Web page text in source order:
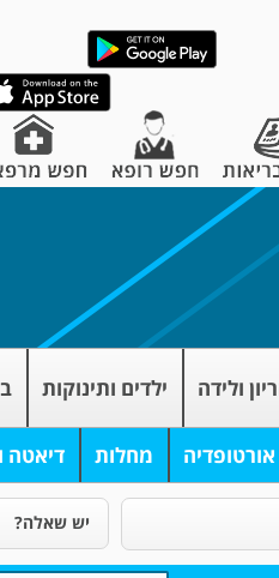
ולידה ילדים ותינוקות
אורטופדיה מחלות דיאטה
יש שאלה?